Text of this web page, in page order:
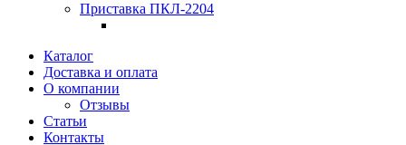
Приставка ПКЛ-2204
Каталог
Доставка и оплата
О компании
Отзывы
Статьи
Контакты